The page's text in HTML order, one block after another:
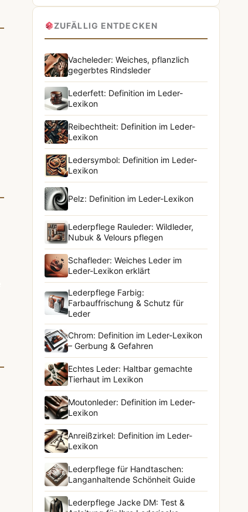
ZUFÄLLIG ENTDECKEN
Vacheleder: Weiches, pflanzlich
gegerbtes Rindsleder
Lederfett: Definition im Leder-
Lexikon
Reibechtheit: Definition im Leder-
Lexikon
Ledersymbol: Definition im Leder-
Lexikon
Pelz: Definition im Leder-Lexikon
Lederpflege Rauleder: Wildleder,
Nubuk & Velours pflegen
Schafleder: Weiches Leder im
Leder-Lexikon erklärt
Lederpflege Farbig:
Farbauffrischung & Schutz für
Leder
Chrom: Definition im Leder-Lexikon
– Gerbung & Gefahren
Echtes Leder: Haltbar gemachte
Tierhaut im Lexikon
Moutonleder: Definition im Leder-
Lexikon
Anreißzirkel: Definition im Leder-
Lexikon
Lederpflege für Handtaschen:
Langanhaltende Schönheit Guide
Lederpflege Jacke DM: Test &